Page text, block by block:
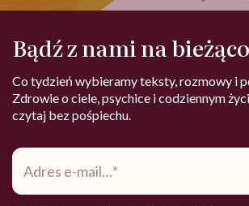
Bądź z nami na bieżąco
Co tydzień wybieramy teksty, rozmowy i
Zdrowie o ciele, psychice i codziennym
czytaj bez pośpiechu.
Adres
mail*